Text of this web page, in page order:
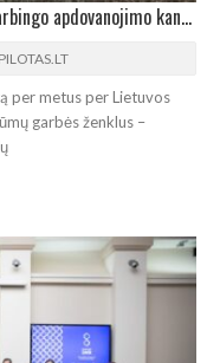
ARCHITEKTŲ ŽIEDAS 2024: Laukiama garbingo apdovanojimo kandidatūrų
PILOTAS.LT
per metus per Lietuvos
garbės ženklus –